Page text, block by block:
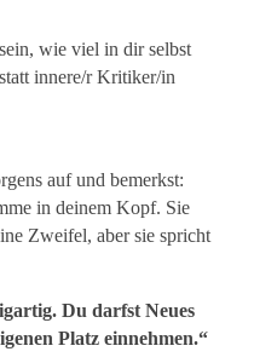
wie viel in dir selbst
innere/r Kritiker/in
auf und bemerkst:
in deinem Kopf. Sie
Zweifel, aber sie spricht
Du darfst Neues
Platz einnehmen.“